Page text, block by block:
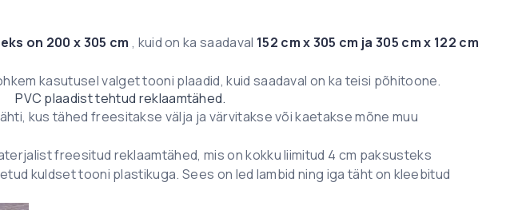
on 200 x 305 cm , kuid on ka saadaval 152 cm x 305 cm ja 305 cm x 122 cm
kasutusel valget tooni plaadid, kuid saadaval on ka teisi põhitoone.
PVC plaadist tehtud reklaamtähed.
kus tähed freesitakse välja ja värvitakse või kaetakse mõne muu
freesitud reklaamtähed, mis on kokku liimitud 4 cm paksusteks
kuldset tooni plastikuga. Sees on led lambid ning iga täht on kleebitud